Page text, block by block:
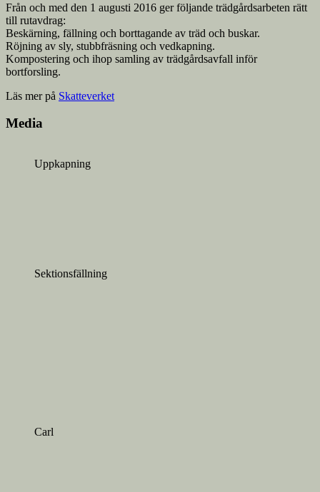
Från och med den 1 augusti 2016 ger följande trädgårdsarbeten rätt
till rutavdrag:
Beskärning, fällning och borttagande av träd och buskar.
Röjning av sly, stubbfräsning och vedkapning.
Kompostering och ihop samling av trädgårdsavfall inför
bortforsling.
Läs mer på Skatteverket
Media
Uppkapning
Sektionsfällning
Carl